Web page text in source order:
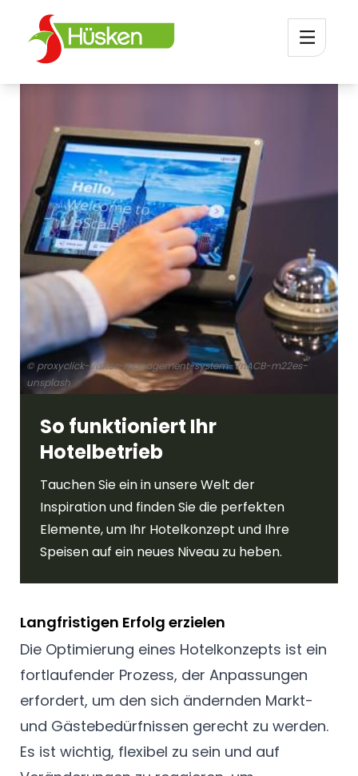
© proxyclick-visitor-management-system-VnACB-m22es-
unsplash
So funktioniert Ihr
Hotelbetrieb
Tauchen Sie ein in unsere Welt der
Inspiration und finden Sie die perfekten
Elemente, um Ihr Hotelkonzept und Ihre
Speisen auf ein neues Niveau zu heben.
Langfristigen Erfolg erzielen
Die Optimierung eines Hotelkonzepts ist ein
fortlaufender Prozess, der Anpassungen
erfordert, um den sich ändernden Markt-
und Gästebedürfnissen gerecht zu werden.
Es ist wichtig, flexibel zu sein und auf